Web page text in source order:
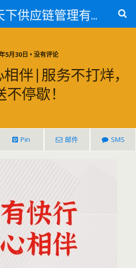
上海快行天下供应链管理有限公司
5月30日 • 没有评论
伴 | 服务不打烊，
停歇！
Pin 邮件 SMS